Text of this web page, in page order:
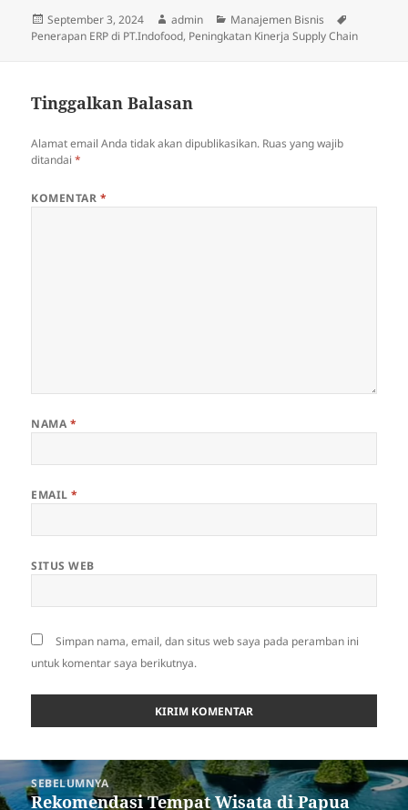
Diposkan
pada
September 3, 2024 Penulis
admin Kategori
Manajemen Bisnis
Penerapan ERP di PT.Indofood, Peningkatan Kinerja Supply Chain
Tinggalkan Balasan
Alamat email Anda tidak akan dipublikasikan. Ruas yang wajib
ditandai*
KOMENTAR *
NAMA *
EMAIL*
SITUS WEB
Simpan nama, email, dan situs web saya pada peramban ini
untuk komentar saya berikutnya.
Navigasi
pos SEBELUMNYA
Pos
Rekomendasi Tempat Wisata di Papua